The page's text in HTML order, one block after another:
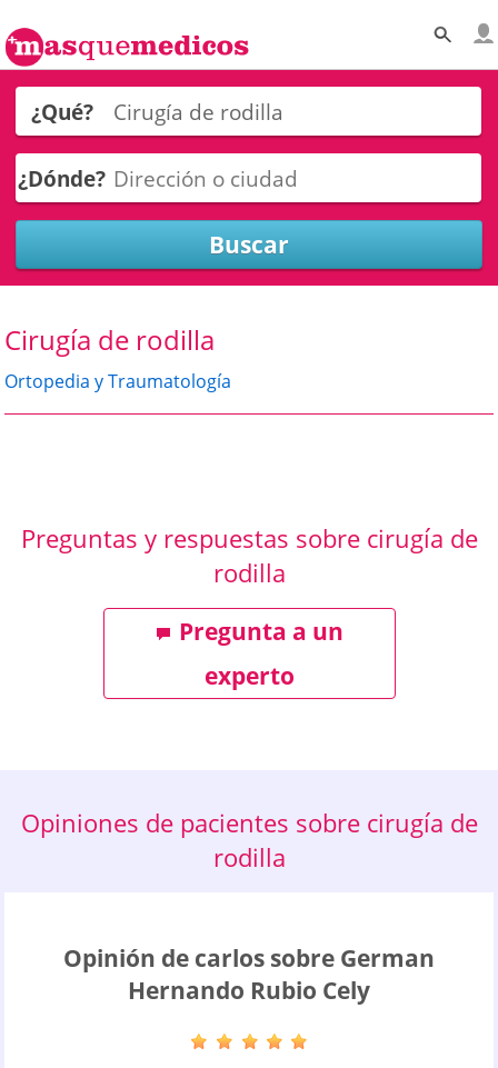
¿Qué?
¿Dónde?
Cirugía de rodilla
Ortopedia y Traumatología
Preguntas y respuestas sobre cirugía de
rodilla
Pregunta a un
experto
Opiniones de pacientes sobre cirugía de
rodilla
Opinión de carlos sobre German
Hernando Rubio Cely